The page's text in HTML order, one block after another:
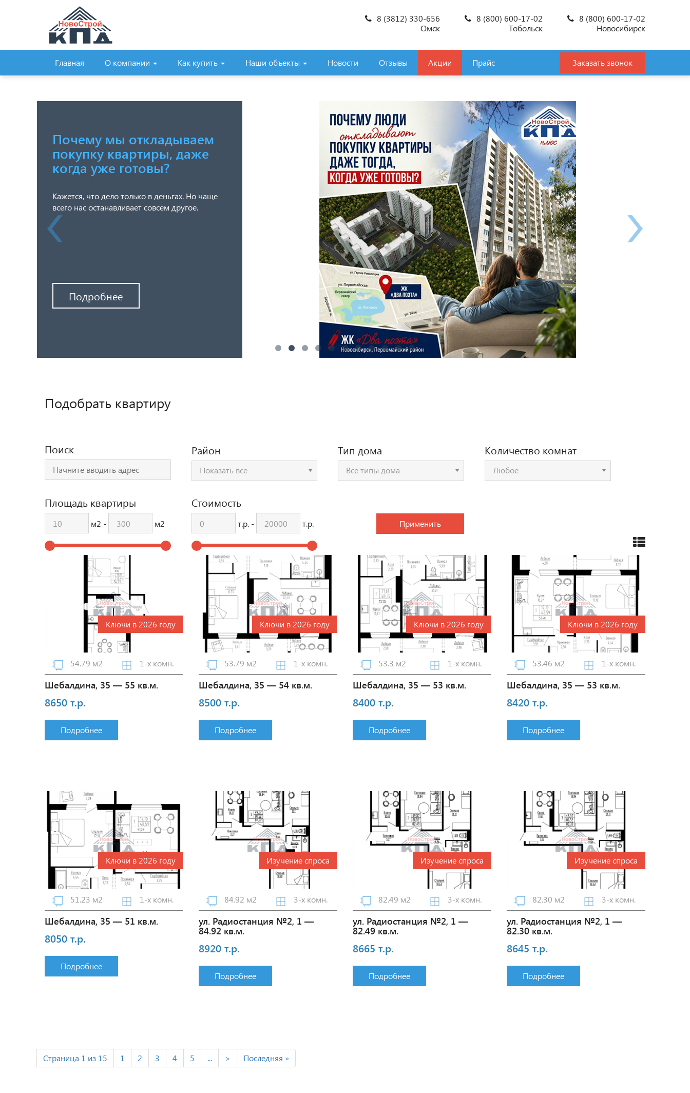
8 (3812) 330-656
Омск
8 (800) 600-17-02
Тобольск
8 (800) 600-17-02
Новосибирск
Главная О компании Как купить Наши объекты Новости Отзывы Акции Прайс Заказать звонок
Почему мы откладываем
покупку квартиры, даже
когда уже готовы?
Кажется, что дело только в деньгах. Но чаще
всего нас останавливает совсем другое.
Подробнее
Подобрать квартиру
Поиск Район
Показать все
Тип дома
Все типы дома
Количество комнат
Любое
Площадь квартиры
м2 - м2
Стоимость
т.р. - т.р.
Ключи в 2026 году
54.79 м2 1-х комн.
Шебалдина, 35 — 55 кв.м.
8650 т.р.
Подробнее
Ключи в 2026 году
53.79 м2 1-х комн.
Шебалдина, 35 — 54 кв.м.
8500 т.р.
Подробнее
Ключи в 2026 году
53.3 м2 1-х комн.
Шебалдина, 35 — 53 кв.м.
8400 т.р.
Подробнее
Ключи в 2026 году
53.46 м2 1-х комн.
Шебалдина, 35 — 53 кв.м.
8420 т.р.
Подробнее
Ключи в 2026 году
51.23 м2 1-х комн.
Шебалдина, 35 — 51 кв.м.
8050 т.р.
Подробнее
Изучение спроса
84.92 м2 3-х комн.
ул. Радиостанция №2, 1 —
84.92 кв.м.
8920 т.р.
Подробнее
Изучение спроса
82.49 м2 3-х комн.
ул. Радиостанция №2, 1 —
82.49 кв.м.
8665 т.р.
Подробнее
Изучение спроса
82.30 м2 3-х комн.
ул. Радиостанция №2, 1 —
82.30 кв.м.
8645 т.р.
Подробнее
Страница 1 из 15 1 2 3 4 5 ... > Последняя »